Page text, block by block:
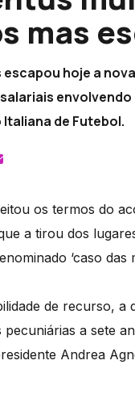
mas
escapou hoje a
de Futebol.
os termos do
a tirou dos
‘caso das
de recurso,
pecuniárias a sete
Andrea